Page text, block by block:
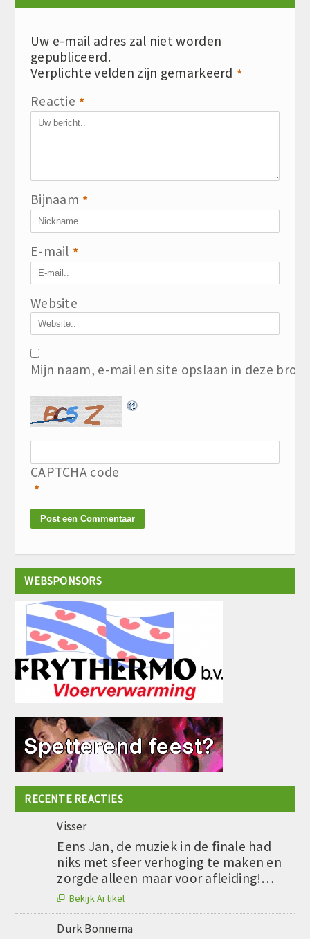
Uw e-mail adres zal niet worden
gepubliceerd.
Verplichte velden zijn gemarkeerd *
Reactie *
Bijnaam *
E-mail *
Website
Mijn naam, e-mail en site opslaan in deze
CAPTCHA code
*
WEBSPONSORS
RECENTE REACTIES
Visser
Eens Jan, de muziek in de finale had
niks met sfeer verhoging te maken en
zorgde alleen maar voor afleiding!…
 Bekijk Artikel
Durk Bonnema